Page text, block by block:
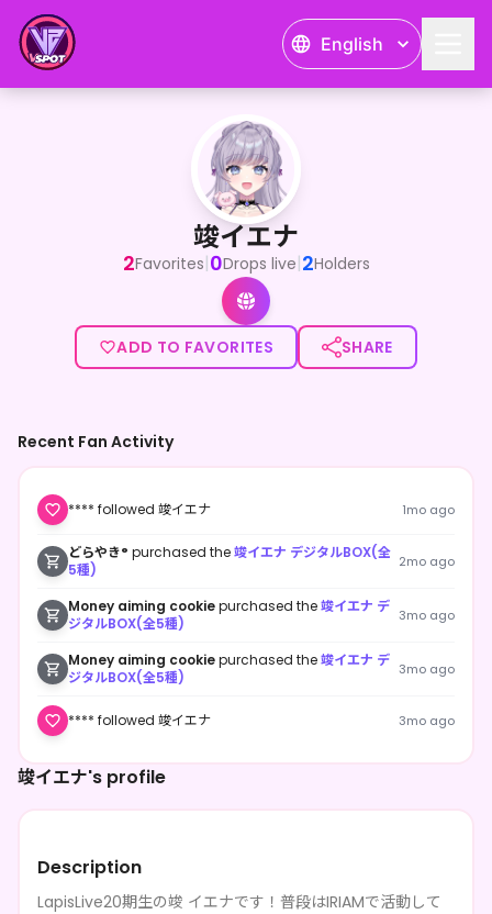
English
竣イエナ
<p>LapisLive20期生の竣 イエナです！普段はIRIAMで活動
竣イエナ
2Favorites|0Drops live|2Holders
ADD TO FAVORITES SHARE
竣イエナ's profile
Description
LapisLive20期生の竣 イエナです！普段はIRIAMで活動して
Recent Fan Activity
**** followed 竣イエナ 1mo ago
どらやき° purchased the竣イエナ デジタルBOX(全
5種)
2mo ago
Money aiming cookiepurchased the竣イエナ デ
ジタルBOX(全5種)
3mo ago
Money aiming cookiepurchased the竣イエナ デ
ジタルBOX(全5種)
3mo ago
**** followed 竣イエナ 3mo ago